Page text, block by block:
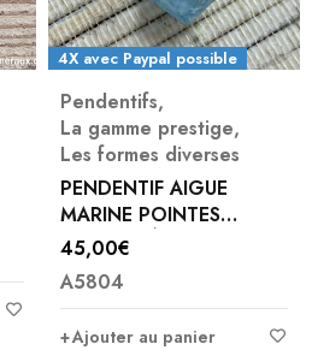
4X avec Paypal possible
Pendentifs,
La gamme prestige,
Les formes diverses
PENDENTIF AIGUE
MARINE POINTES
BITERMINÉES et
ARGENT
45,00€
A5804
Ajouter au panier